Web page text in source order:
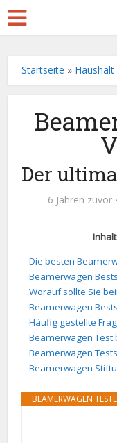
Startseite » Haushalt
Der
6 Jahren zuvor
Die besten
Beamerwagen
Worauf sollte Sie
Beamerwagen
Häufig gestellte
Beamerwagen Test
Beamerwagen
Beamerwagen
BEAMERWAGEN